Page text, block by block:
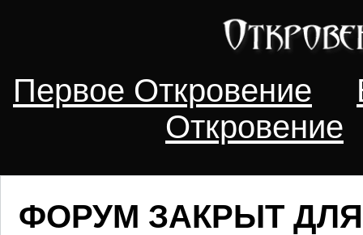
Первое Откровение
Откровение
ФОРУМ ЗАКРЫТ